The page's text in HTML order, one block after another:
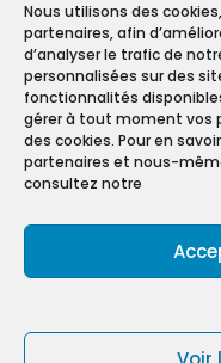
Nous utilisons des
partenaires, afin
d’analyser le trafic de
personnalisées sur des
fonctionnalités
gérer à tout moment vos
des cookies. Pour en
partenaires et nous-
consultez notre
Carrez, les
obligatoires pour
En effet, que vous
ou un
Dossier de
Conditions